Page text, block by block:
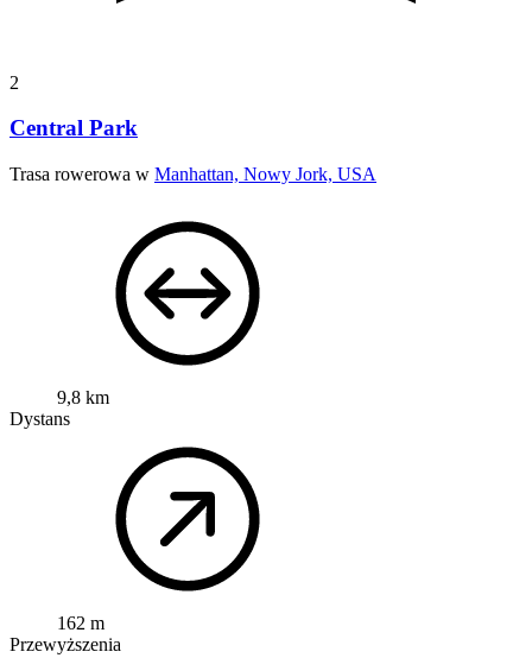
2
Central Park
Trasa rowerowa w Manhattan, Nowy Jork, USA
9,8 km
Dystans
162 m
Przewyższenia